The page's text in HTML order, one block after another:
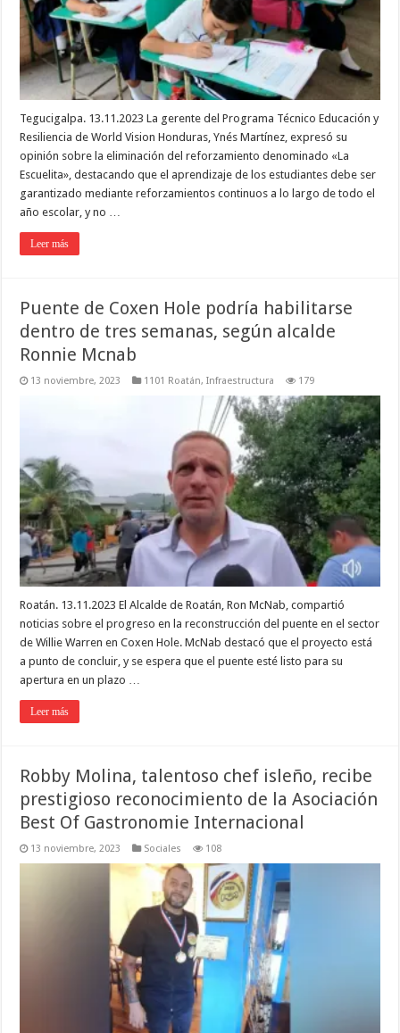
Tegucigalpa. 13.11.2023 La gerente del Programa Técnico Educación y
Resiliencia de World Vision Honduras, Ynés Martínez, expresó su
opinión sobre la eliminación del reforzamiento denominado «La
Escuelita», destacando que el aprendizaje de los estudiantes debe ser
garantizado mediante reforzamientos continuos a lo largo de todo el
año escolar, y no …
Leer más
Puente de Coxen Hole podría habilitarse
dentro de tres semanas, según alcalde
Ronnie Mcnab
13 noviembre, 2023 1101 Roatán,Infraestructura 179
Roatán. 13.11.2023 El Alcalde de Roatán, Ron McNab, compartió
noticias sobre el progreso en la reconstrucción del puente en el sector
de Willie Warren en Coxen Hole. McNab destacó que el proyecto está
a punto de concluir, y se espera que el puente esté listo para su
apertura en un plazo …
Leer más
Robby Molina, talentoso chef isleño, recibe
prestigioso reconocimiento de la Asociación
Best Of Gastronomie Internacional
13 noviembre, 2023 Sociales 108